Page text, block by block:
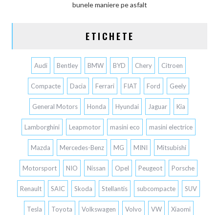
bunele maniere pe asfalt
ETICHETE
Audi Bentley BMW BYD Chery Citroen
Compacte Dacia Ferrari FIAT Ford Geely
General Motors Honda Hyundai Jaguar Kia
Lamborghini Leapmotor masini eco masini electrice
Mazda Mercedes-Benz MG MINI Mitsubishi
Motorsport NIO Nissan Opel Peugeot Porsche
Renault SAIC Skoda Stellantis subcompacte SUV
Tesla Toyota Volkswagen Volvo VW Xiaomi